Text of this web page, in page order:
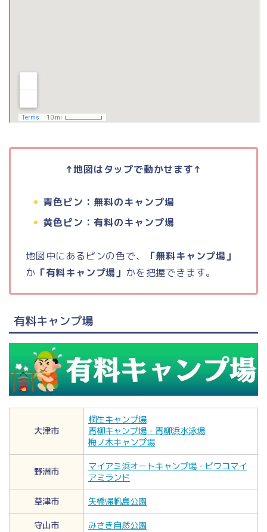
↑地図はタップで動かせます↑
青色ピン：無料のキャンプ場
黄色ピン：有料のキャンプ場
地図中にあるピンの色で、
「無料キャンプ場」
か 「有料キャンプ場」 かを把握できます。
有料キャンプ場
大津市
桐生キャンプ場
青柳キャンプ場・青柳浜水泳場
梅ノ木キャンプ場
野洲市
マイアミ浜オートキャンプ場・ビワコマイ
アミランド
草津市
矢橋帰帆島公園
守山市
みさき自然公園